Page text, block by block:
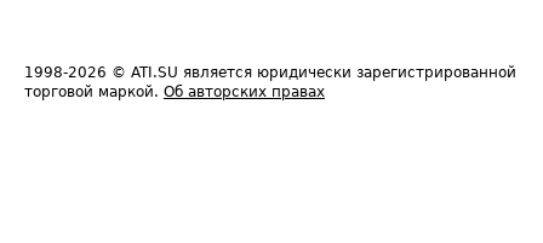
1998-2026 © ATI.SU является юридически зарегистрированной
торговой маркой. Об авторских правах